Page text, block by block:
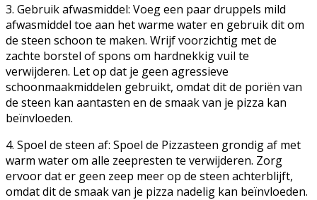
3. Gebruik afwasmiddel: Voeg een paar druppels mild
afwasmiddel toe aan het warme water en gebruik dit om
de steen schoon te maken. Wrijf voorzichtig met de
zachte borstel of spons om hardnekkig vuil te
verwijderen. Let op dat je geen agressieve
schoonmaakmiddelen gebruikt, omdat dit de poriën van
de steen kan aantasten en de smaak van je pizza kan
beïnvloeden.
4. Spoel de steen af: Spoel de Pizzasteen grondig af met
warm water om alle zeepresten te verwijderen. Zorg
ervoor dat er geen zeep meer op de steen achterblijft,
omdat dit de smaak van je pizza nadelig kan beïnvloeden.